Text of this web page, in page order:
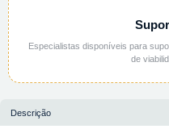
Especialistas disponíveis para
de
Descrição